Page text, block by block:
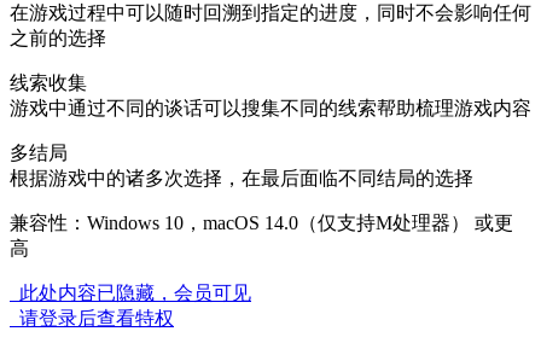
在游戏过程中可以随时回溯到指定的进度，同时不会影响任何
之前的选择
线索收集
游戏中通过不同的谈话可以搜集不同的线索帮助梳理游戏内容
多结局
根据游戏中的诸多次选择，在最后面临不同结局的选择
兼容性：Windows 10，macOS 14.0（仅支持M处理器） 或更
高
此处内容已隐藏，会员可见
请登录后查看特权